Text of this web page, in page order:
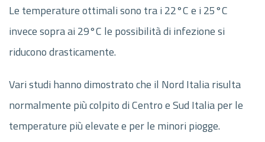
Le temperature ottimali sono tra i 22°C e i 25°C
invece sopra ai 29°C le possibilità di infezione si
riducono drasticamente.
Vari studi hanno dimostrato che il Nord Italia risulta
normalmente più colpito di Centro e Sud Italia per le
temperature più elevate e per le minori piogge.